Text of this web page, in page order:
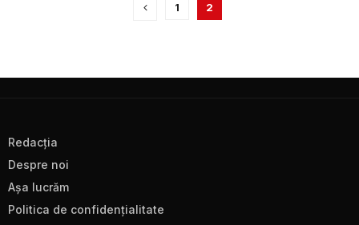
1 2
Redacţia
Despre noi
Aşa lucrăm
Politica de confidenţialitate